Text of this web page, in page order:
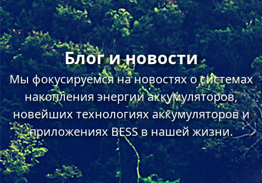
Блог и новости
Мы фокусируемся на новостях о системах
накопления энергии аккумуляторов,
новейших технологиях аккумуляторов и
приложениях BESS в нашей жизни.